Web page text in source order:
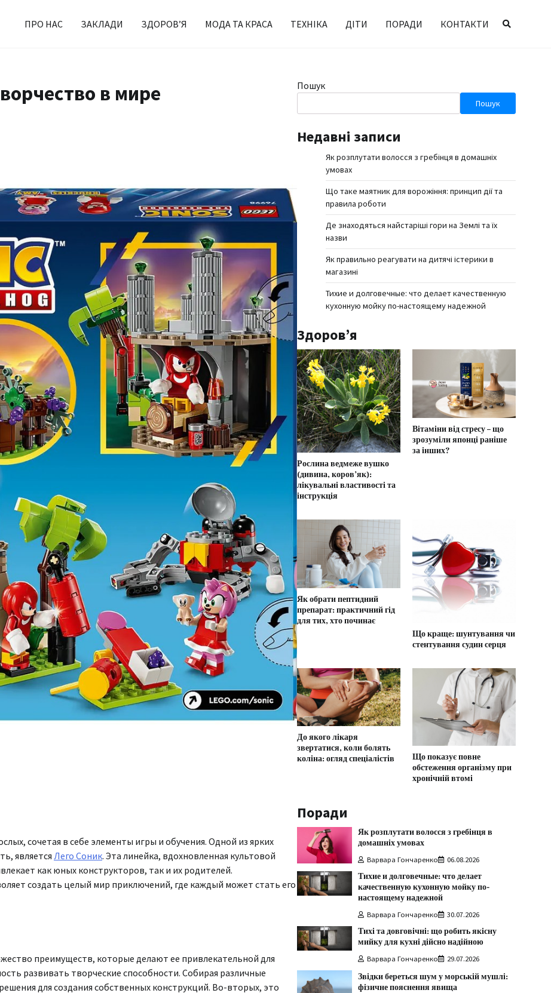
ПРО НАС ЗАКЛАДИ ЗДОРОВ’Я МОДА ТА КРАСА ТЕХНІКА ДІТИ ПОРАДИ КОНТАКТИ
в мире
сочетая в себе элементы игры и обучения. Одной из ярких
является Лего Соник. Эта линейка, вдохновленная культовой
как юных конструкторов, так и их родителей.
создать целый мир приключений, где каждый может стать его
преимуществ, которые делают ее привлекательной для
развивать творческие способности. Собирая различные
для создания собственных конструкций. Во-вторых, это
Пошук
Пошук
Недавні записи
Як розплутати волосся з гребінця в домашніх
умовах
Що таке маятник для ворожіння: принцип дії та
правила роботи
Де знаходяться найстаріші гори на Землі та їх
назви
Як правильно реагувати на дитячі істерики в
магазині
Тихие и долговечные: что делает качественную
кухонную мойку по-настоящему надежной
Здоров’я
Рослина ведмеже вушко
(дивина, коров’як):
лікувальні властивості та
інструкція
Вітаміни від стресу – що
зрозуміли японці раніше
за інших?
Як обрати пептидний
препарат: практичний гід
для тих, хто починає
Що краще: шунтування чи
стентування судин серця
До якого лікаря
звертатися, коли болять
коліна: огляд спеціалістів
Що показує повне
обстеження організму при
хронічній втомі
Поради
Як розплутати волосся з гребінця в
домашніх умовах
Варвара Гончаренко 06.08.2026
Тихие и долговечные: что делает
качественную кухонную мойку по-
настоящему надежной
Варвара Гончаренко 30.07.2026
Тихі та довговічні: що робить якісну
мийку для кухні дійсно надійною
Варвара Гончаренко 29.07.2026
Звідки береться шум у морській мушлі:
фізичне пояснення явища